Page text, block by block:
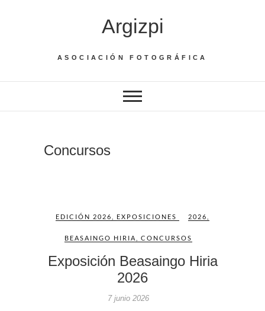
Argizpi
ASOCIACIÓN FOTOGRÁFICA
Concursos
EDICIÓN 2026 EXPOSICIONES 2026
BEASAINGO HIRIA CONCURSOS
Exposición Beasaingo Hiria
2026
7 junio 2026